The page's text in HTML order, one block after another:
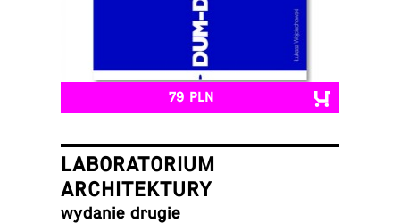
79 PLN
LABORATORIUM
ARCHITEKTURY
wydanie drugie